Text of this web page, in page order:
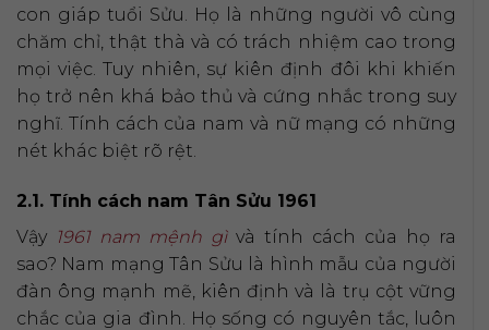
con giáp tuổi Sửu. Họ là những người vô cùng
chăm chỉ, thật thà và có trách nhiệm cao trong
mọi việc. Tuy nhiên, sự kiên định đôi khi khiến
họ trở nên khá bảo thủ và cứng nhắc trong suy
nghĩ. Tính cách của nam và nữ mạng có những
nét khác biệt rõ rệt.
2.1. Tính cách nam Tân Sửu 1961
Vậy 1961 nam mệnh gìvà tính cách của họ ra
sao? Nam mạng Tân Sửu là hình mẫu của người
đàn ông mạnh mẽ, kiên định và là trụ cột vững
chắc của gia đình. Họ sống có nguyên tắc, luôn